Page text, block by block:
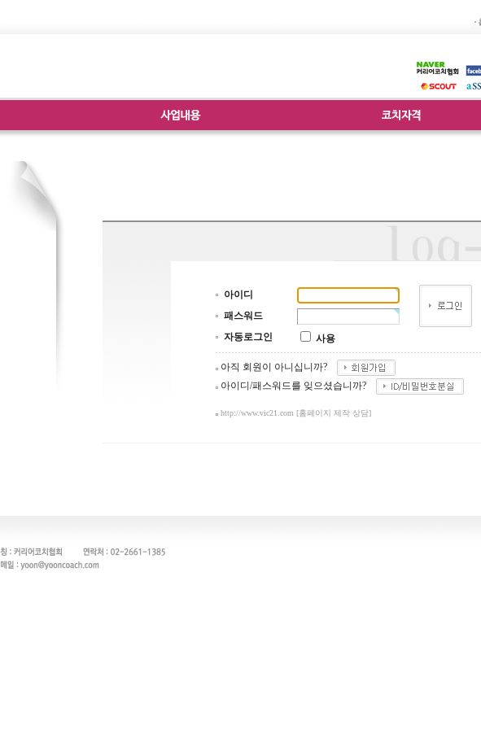
아이디
패스워드
자동로그인
사용
아직 회원이 아니십니까?
아이디/패스워드를 잊으셨습니까?
http://www.vic21.com [홈페이지 제작 상담]